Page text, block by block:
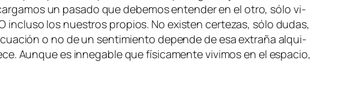
un pa­sa­do que de­be­mos en­ten­der en el otro, só­lo vi­
los nues­tros pro­pios. No exis­ten cer­te­zas, só­lo du­das,
o no de un sen­ti­mien­to de­pen­de de esa ex­tra­ña al­qui­
Aunque es in­ne­ga­ble que fí­si­ca­men­te vi­vi­mos en el es­pa­cio,